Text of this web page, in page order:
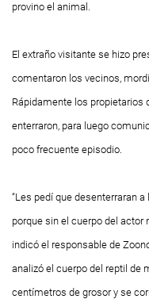
provino el animal.
El extraño visitante se hizo
comentaron los vecinos,
Rápidamente los propietarios
enterraron, para luego
poco frecuente episodio.
“Les pedí que desenterraran
porque sin el cuerpo del actor
indicó el responsable de
analizó el cuerpo del reptil de
centímetros de grosor y se